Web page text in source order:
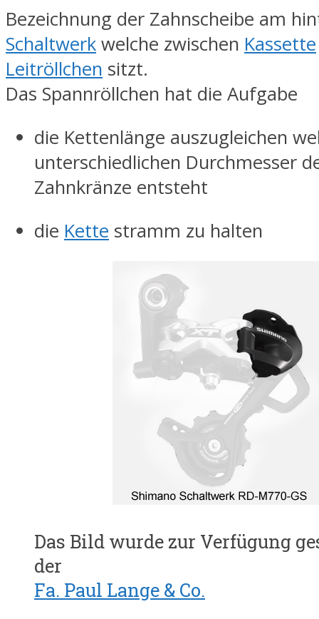
Bezeichnung der Zahnscheibe am
Schaltwerk welche zwischen Kassette
Leitröllchen sitzt.
Das Spannröllchen hat die Aufgabe
die Kettenlänge auszugleichen
unterschiedlichen Durchmesser
Zahnkränze entsteht
die Kette stramm zu halten
Das Bild wurde zur Verfügung
der
Fa. Paul Lange & Co.